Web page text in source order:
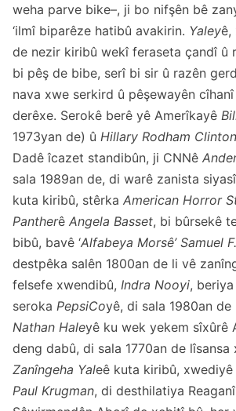
weha parve bike–, ji bo nifşên bê
‘ilmî biparêze hatibû avakirin. Yaleyê,
de nezir kiribû wekî feraseta çandî û
bi pêş de bibe, serî bi sir û razên
nava xwe serkird û pêşewayên
derêxe. Serokê berê yê Amerîkayê
1973yan de) û Hillary Rodham Clinton
Dadê îcazet standibûn, ji CNNê
sala 1989an de, di warê zanista
kuta kiribû, stêrka American Horror
Pantherê Angela Basset, bi bûrsekê
bibû, bavê ‘Alfabeya Morsê’ Samuel
destpêka salên 1800an de li vê
felsefe xwendibû, Indra Nooyi,
seroka PepsiCoyê, di sala 1980an de
Nathan Haleyê ku wek yekem sîxûrê
deng dabû, di sala 1770an de
Zanîngeha Yaleê kuta kiribû,
Paul Krugman, di desthilatiya